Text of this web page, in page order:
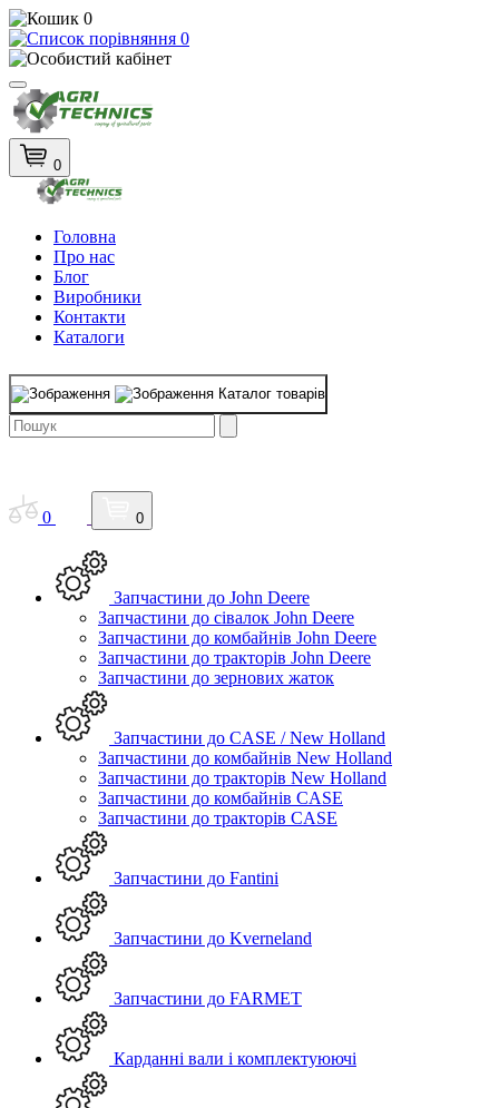
0
0
0
Головна
Про нас
Блог
Виробники
Контакти
Каталоги
Каталог товарів
0 0
Запчастини до John Deere
Запчастини до сівалок John Deere
Запчастини до комбайнів John Deere
Запчастини до тракторів John Deere
Запчастини до зернових жаток
Запчастини до CASE / New Holland
Запчастини до комбайнів New Holland
Запчастини до тракторів New Holland
Запчастини до комбайнів CASE
Запчастини до тракторів CASE
Запчастини до Fantini
Запчастини до Kverneland
Запчастини до FARMET
Карданні вали і комплектуюючі